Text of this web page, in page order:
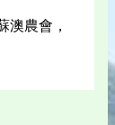
澳農會，